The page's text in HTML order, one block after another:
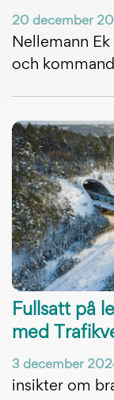
20 december
Nellemann
och
Fullsatt på
med
3 december
insikter om